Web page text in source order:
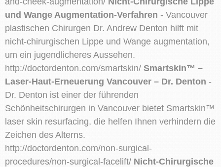
und Wange Augmentation-Verfahren - Vancouver
plastischen Chirurgen Dr. Andrew Denton hilft mit
nicht-chirurgischen Lippe und Wange augmentation,
um ein jugendlicheres Aussehen.
http://doctordenton.com/smartskin/ Smartskin™ –
Laser-Haut-Erneuerung Vancouver – Dr. Denton -
Dr. Denton ist einer der führenden
Schönheitschirurgen in Vancouver bietet Smartskin™
laser skin resurfacing, die helfen Ihnen verhindern die
Zeichen des Alterns.
http://doctordenton.com/non-surgical-
procedures/non-surgical-facelift/ Nicht-Chirurgische